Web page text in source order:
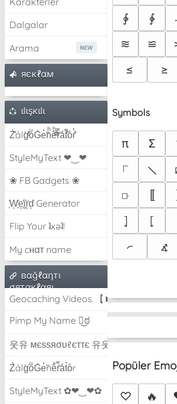
Dalgalar
Arama
яєкℓαм
ιlιşкιlι
Z̾̽ảlg̀͐ͭ̽oͧG̀e̒̃nͪȅͪͫ̏̐r͌̑á͑t͌̑͛o̊r̓̐
StyleMyText ❤‿❤
❀ FB Gadgets ❀
͕͗W͕͕͗͗e͕͕͗͗i͕͕͗͗r͕͗d͕͗ Generator
Flip Your ʇxəʇ!
My cнαт name
вαğℓαηтı
σятαкℓαяı
Geocaching Videos 【►】
Pimp My Name ಠ͜ಠ
웃유 мєѕѕяσυℓєттє 유웃
Z̾ảlg̀͐oͧG̀e̒̃nȅ̐r͌̑á͑t͛o̊r
StyleMyText ✿❤‿❤✿
∲
∳
≋
≌
≤
≥
Symbols
π Σ
⟌
⟍
⟥
⟦
⦎
⦏
⦧
⦨
Popüler
♡ 🔥